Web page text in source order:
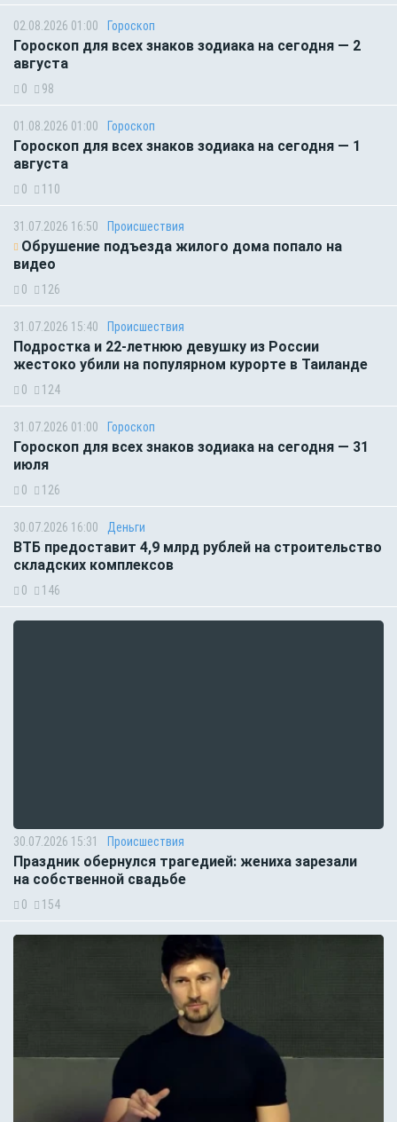
02.08.2026 01:00 Гороскоп
Гороскоп для всех знаков зодиака на сегодня — 2
августа
0 98
01.08.2026 01:00 Гороскоп
Гороскоп для всех знаков зодиака на сегодня — 1
августа
0 110
31.07.2026 16:50 Происшествия
Обрушение подъезда жилого дома попало на
видео
0 126
31.07.2026 15:40 Происшествия
Подростка и 22-летнюю девушку из России
жестоко убили на популярном курорте в Таиланде
0 124
31.07.2026 01:00 Гороскоп
Гороскоп для всех знаков зодиака на сегодня — 31
июля
0 126
30.07.2026 16:00 Деньги
ВТБ предоставит 4,9 млрд рублей на строительство
складских комплексов
0 146
30.07.2026 15:31 Происшествия
Праздник обернулся трагедией: жениха зарезали
на собственной свадьбе
0 154